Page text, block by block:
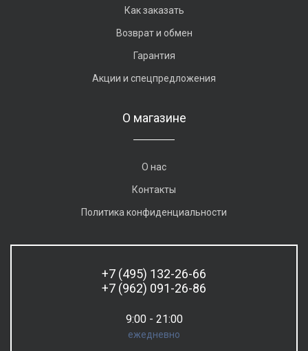
Как заказать
Возврат и обмен
Гарантия
Акции и спецпредложения
О магазине
О нас
Контакты
Политика конфиденциальности
+7 (495) 132-26-66
+7 (962) 091-26-86
9:00 - 21:00
ежедневно